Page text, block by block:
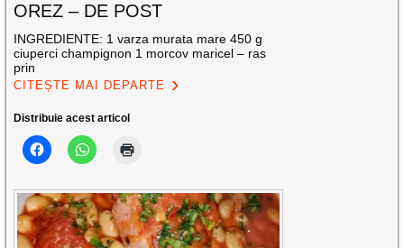
OREZ – DE POST
INGREDIENTE: 1 varza murata mare 450 g
ciuperci champignon 1 morcov maricel – ras
prin
CITEȘTE MAI DEPARTE
Distribuie acest articol